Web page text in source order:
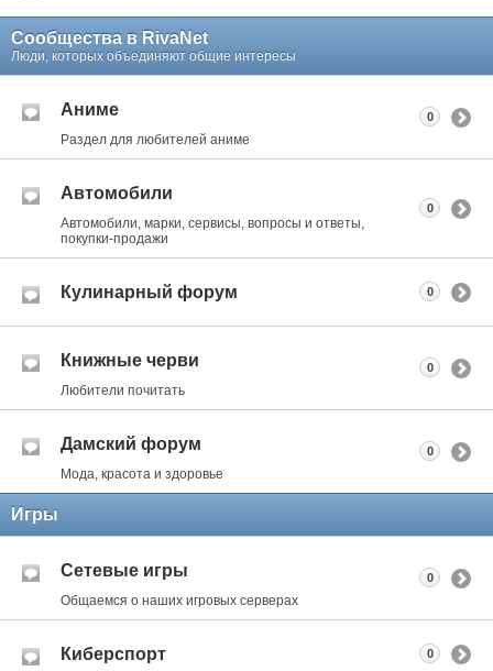
Сообщества в RivaNet
Люди, которых объединяют общие интересы
Аниме
Раздел для любителей аниме
0
Автомобили
Автомобили, марки, сервисы, вопросы и ответы,
покупки-продажи
0
Кулинарный форум 0
Книжные черви
Любители почитать
0
Дамский форум
Мода, красота и здоровье
0
Игры
Сетевые игры
Общаемся о наших игровых серверах
0
Киберспорт 0